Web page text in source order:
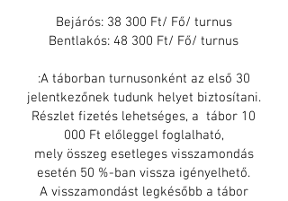
Bejárós: 38 300 Ft/ Fő/ turnus
Bentlakós: 48 300 Ft/ Fő/ turnus
:A táborban turnusonként az első 30
jelentkezőnek tudunk helyet biztosítani.
Részlet fizetés lehetséges, a tábor 10
000 Ft előleggel foglalható,
mely összeg esetleges visszamondás
esetén 50 %-ban vissza igényelhető.
A visszamondást legkésőbb a tábor